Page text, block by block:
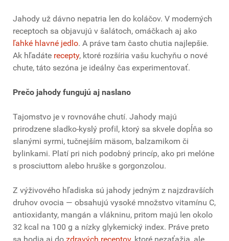
Jahody už dávno nepatria len do koláčov. V moderných
receptoch sa objavujú v šalátoch, omáčkach aj ako
ľahké hlavné jedlo. A práve tam často chutia najlepšie.
Ak hľadáte recepty, ktoré rozšíria vašu kuchyňu o nové
chute, táto sezóna je ideálny čas experimentovať.
Prečo jahody fungujú aj naslano
Tajomstvo je v rovnováhe chutí. Jahody majú
prirodzene sladko-kyslý profil, ktorý sa skvele dopĺňa so
slanými syrmi, tučnejším mäsom, balzamikom či
bylinkami. Platí pri nich podobný princíp, ako pri melóne
s prosciuttom alebo hruške s gorgonzolou.
Z výživového hľadiska sú jahody jedným z najzdravších
druhov ovocia — obsahujú vysoké množstvo vitamínu C,
antioxidanty, mangán a vlákninu, pritom majú len okolo
32 kcal na 100 g a nízky glykemický index. Práve preto